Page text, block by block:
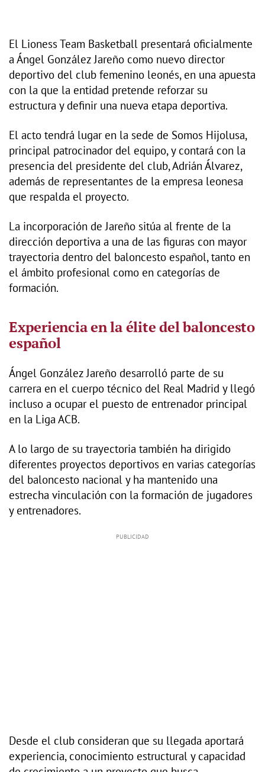
El Lioness Team Basketball presentará oficialmente
a Ángel González Jareño como nuevo director
deportivo del club femenino leonés, en una apuesta
con la que la entidad pretende reforzar su
estructura y definir una nueva etapa deportiva.
El acto tendrá lugar en la sede de Somos Hijolusa,
principal patrocinador del equipo, y contará con la
presencia del presidente del club, Adrián Álvarez,
además de representantes de la empresa leonesa
que respalda el proyecto.
La incorporación de Jareño sitúa al frente de la
dirección deportiva a una de las figuras con mayor
trayectoria dentro del baloncesto español, tanto en
el ámbito profesional como en categorías de
formación.
Experiencia en la élite del baloncesto
español
Ángel González Jareño desarrolló parte de su
carrera en el cuerpo técnico del Real Madrid y llegó
incluso a ocupar el puesto de entrenador principal
en la Liga ACB.
A lo largo de su trayectoria también ha dirigido
diferentes proyectos deportivos en varias categorías
del baloncesto nacional y ha mantenido una
estrecha vinculación con la formación de jugadores
y entrenadores.
Desde el club consideran que su llegada aportará
experiencia, conocimiento estructural y capacidad